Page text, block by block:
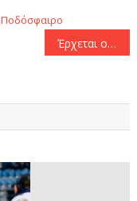
Ποδόσφαιρο
Έρχεται ο Αντρέ Όρτα για τον Ολυμπιακό!